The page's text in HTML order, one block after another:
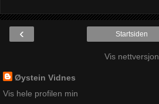
‹ Startsiden
Vis nettversjon
Øystein Vidnes
Vis hele profilen min